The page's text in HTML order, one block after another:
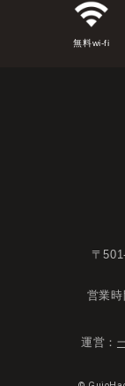
無料wi-fi
〒
営業
運営：